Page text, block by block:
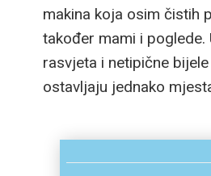
makina koja osim čistih
također mami i poglede.
rasvjeta i netipične
ostavljaju jednako